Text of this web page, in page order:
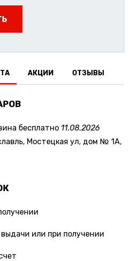
АКЦИИ ОТЗЫВЫ
бесплатно 11.08.2026
Мостецкая ул, дом № 1А,
или при получении